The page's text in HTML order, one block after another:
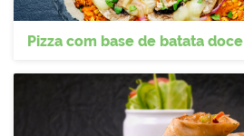
Pizza com base de batata doce